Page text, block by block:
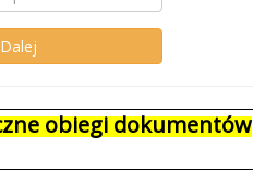
obiegi dokumentów